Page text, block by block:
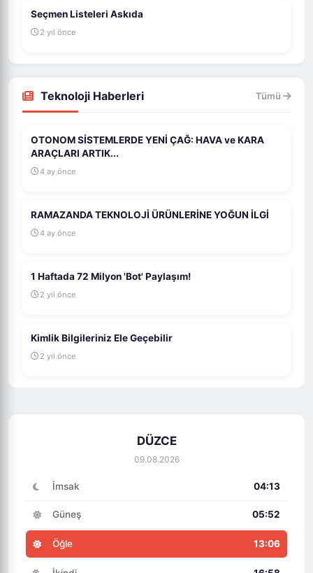
Seçmen Listeleri Askıda
2 yıl önce
Teknoloji Haberleri Tümü
OTONOM SİSTEMLERDE YENİ ÇAĞ: HAVA ve KARA
ARAÇLARI ARTIK...
4 ay önce
RAMAZANDA TEKNOLOJİ ÜRÜNLERİNE YOĞUN İLGİ
4 ay önce
1 Haftada 72 Milyon 'Bot' Paylaşım!
2 yıl önce
Kimlik Bilgileriniz Ele Geçebilir
2 yıl önce
DÜZCE
09.08.2026
İmsak 04:13
Güneş 05:52
Öğle 13:06